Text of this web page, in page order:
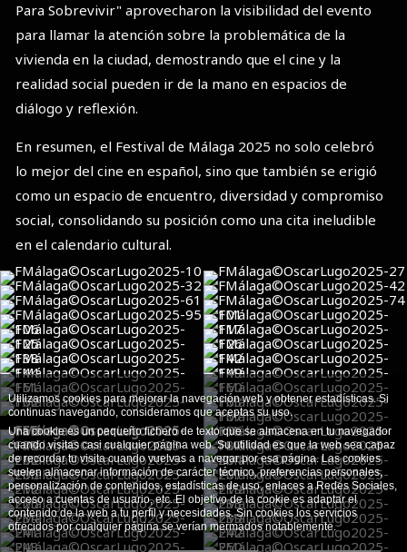
Para Sobrevivir" aprovecharon la visibilidad del evento
para llamar la atención sobre la problemática de la
vivienda en la ciudad, demostrando que el cine y la
realidad social pueden ir de la mano en espacios de
diálogo y reflexión.
En resumen, el Festival de Málaga 2025 no solo celebró
lo mejor del cine en español, sino que también se erigió
como un espacio de encuentro, diversidad y compromiso
social, consolidando su posición como una cita ineludible
en el calendario cultural.
Utilizamos cookies para mejorar la navegación web y obtener estadísticas. Si
continuas navegando, consideramos que aceptas su uso.
Una cookie es un pequeño fichero de texto que se almacena en tu navegador
cuando visitas casi cualquier página web. Su utilidad es que la web sea capaz
de recordar tu visita cuando vuelvas a navegar por esa página. Las cookies
suelen almacenar información de carácter técnico, preferencias personales,
personalización de contenidos, estadísticas de uso, enlaces a Redes Sociales,
acceso a cuentas de usuario, etc. El objetivo de la cookie es adaptar el
contenido de la web a tu perfil y necesidades. Sin cookies los servicios
ofrecidos por cualquier página se verían mermados notablemente.